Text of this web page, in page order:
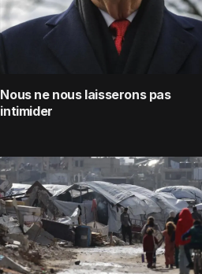
Nous ne nous laisserons pas
intimider